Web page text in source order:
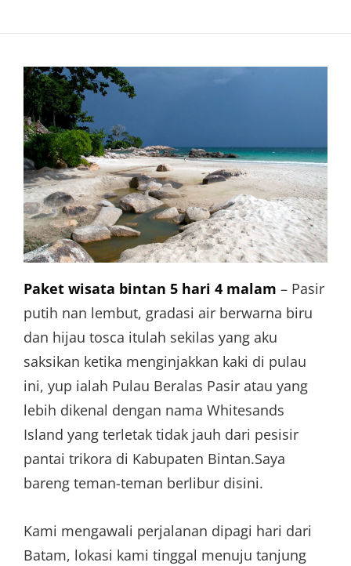
Paket wisata bintan 5 hari 4 malam – Pasir
putih nan lembut, gradasi air berwarna biru
dan hijau tosca itulah sekilas yang aku
saksikan ketika menginjakkan kaki di pulau
ini, yup ialah Pulau Beralas Pasir atau yang
lebih dikenal dengan nama Whitesands
Island yang terletak tidak jauh dari pesisir
pantai trikora di Kabupaten Bintan.Saya
bareng teman-teman berlibur disini.
Kami mengawali perjalanan dipagi hari dari
Batam, lokasi kami tinggal menuju tanjung